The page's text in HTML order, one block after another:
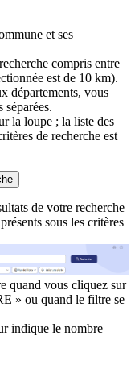
et ses
compris entre
est de 10 km).
départements, vous
la loupe ; la liste des
de recherche est
de votre recherche
sous les critères
quand vous cliquez sur
» ou quand le filtre se
indique le nombre